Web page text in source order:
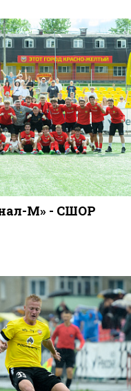
М» - СШОР